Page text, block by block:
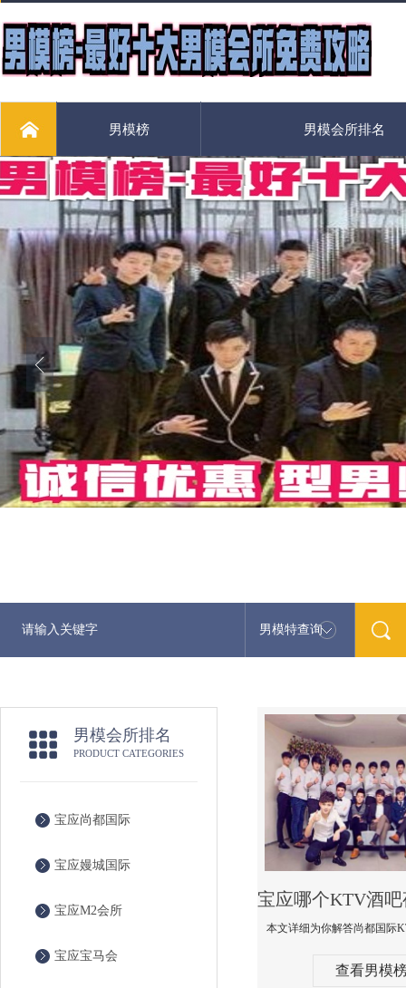
男模榜 男模会所排名
男模特查询
男模会所排名
PRODUCT CATEGORIES
宝应尚都国际
宝应嫚城国际
宝应M2会所
宝应宝马会
查看男模